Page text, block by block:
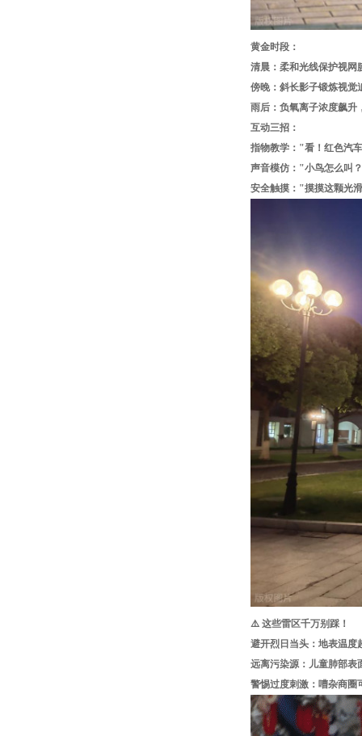
黄金时段：
清晨：柔和光线保护视网
傍晚：斜长影子锻炼视觉
雨后：负氧离子浓度飙升
互动三招：
指物教学："看！红色汽
声音模仿："小鸟怎么叫
安全触摸："摸摸这颗光
⚠️ 这些雷区千万别踩！
避开烈日当头：地表温
远离污染源：儿童肺部表
警惕过度刺激：嘈杂商圈